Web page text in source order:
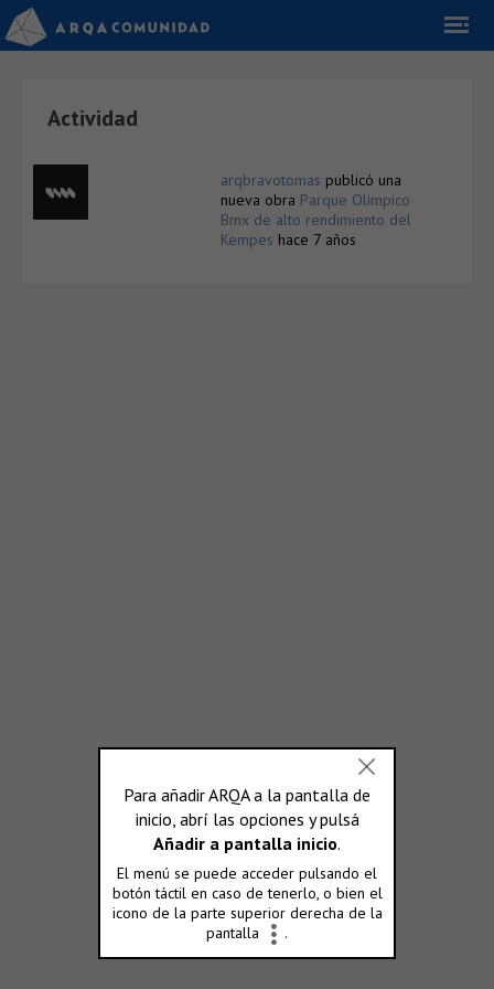
Actividad
arqbravotomas publicó una
nueva obra Parque Olimpico
Bmx de alto rendimiento del
Kempes hace 7 años